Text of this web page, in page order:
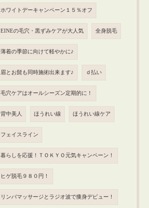
ホワイトデーキャンペーン１５％オフ
EINEの毛穴・黒ずみケアが大人気 全身脱毛
薄着の季節に向けて軽やかに♪
眉とお髭も同時施術出来ます♪ ｄ払い
毛穴ケアはオールシーズン定期的に！
背中美人 ほうれい線 ほうれい線ケア
フェイスライン
暮らしを応援！ＴＯＫＹＯ元気キャンペーン！
ヒゲ脱毛９８０円！
リンパマッサージとラジオ波で痩身デビュー！